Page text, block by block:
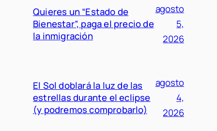
Quieres un “Estado de
Bienestar”, paga el precio de
la inmigración
agosto
5,
2026
El Sol doblará la luz de las
estrellas durante el eclipse
(y podremos comprobarlo)
agosto
4,
2026